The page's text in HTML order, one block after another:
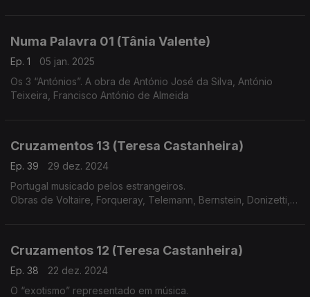
Numa Palavra 01 (Tânia Valente)
Ep. 1
05 jan. 2025
Os 3 “Antónios”. A obra de António José da Silva, António
Teixeira, Francisco António de Almeida
Cruzamentos 13 (Teresa Castanheira)
Ep. 39
29 dez. 2024
Portugal musicado pelos estrangeiros.
Obras de Voltaire, Forqueray, Telemann, Bernstein, Donizetti,
Cruzamentos 12 (Teresa Castanheira)
Ep. 38
22 dez. 2024
O “exotismo” representado em música.